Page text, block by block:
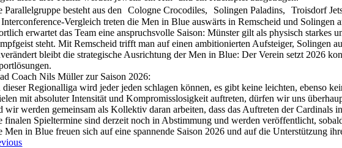
Parallelgruppe besteht aus den Cologne Crocodiles, Solingen Paladins, Troisdorf
Vergleich treten die Men in Blue auswärts in Remscheid und
erwartet das Team eine anspruchsvolle Saison: Münster gilt als physisch
steht. Mit Remscheid trifft man auf einen ambitionierten Aufsteiger, Solingen
bleibt die strategische Ausrichtung der Men in Blue: Der Verein setzt 2026
Coach Nils Müller zur Saison 2026:
dieser Regionalliga wird jeder jeden schlagen können, es gibt keine leichten, ebenso
mit absoluter Intensität und Kompromisslosigkeit auftreten, dürfen wir uns
wir werden gemeinsam als Kollektiv daran arbeiten, dass das Auftreten der Cardinals
finalen Spieltermine sind derzeit noch in Abstimmung und werden veröffentlicht,
Men in Blue freuen sich auf eine spannende Saison 2026 und auf die Unterstützung